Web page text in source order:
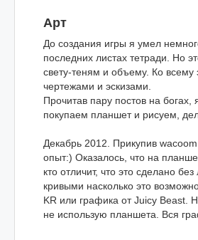
Арт
До создания игры я умел
последних листах тетради. Но
свету-теням и объему. Ко всему
чертежами и эскизами.
Прочитав пару постов на
покупаем планшет и рисуем,
Декабрь 2012. Прикупив
опыт:) Оказалось, что на
кто отличит, что это сделано
кривыми насколько это
KR или графика от Juicy Beast.
не использую планшета. Вся